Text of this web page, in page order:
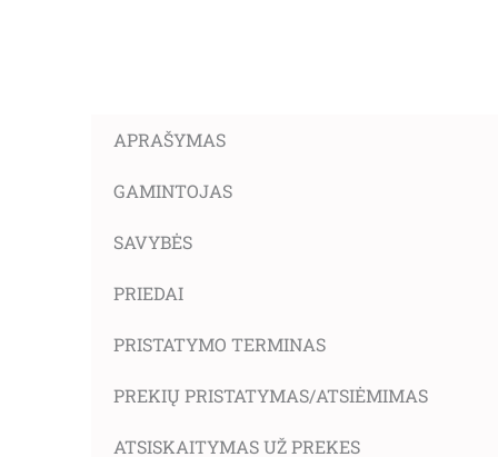
APRAŠYMAS
GAMINTOJAS
SAVYBĖS
PRIEDAI
PRISTATYMO TERMINAS
PREKIŲ PRISTATYMAS/ATSIĖMIMAS
ATSISKAITYMAS UŽ PREKES